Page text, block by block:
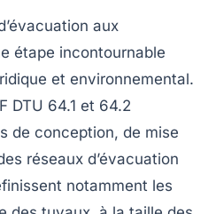
aux
étape incontournable
et environnemental.
DTU 64.1 et 64.2
de conception, de mise
réseaux d’évacuation
notamment les